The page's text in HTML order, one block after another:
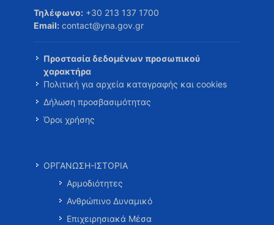
Τηλέφωνο: +30 213 137 1700
Email: contact@yna.gov.gr
Προστασία δεδομένων προσωπικού
χαρακτήρα
Πολιτική για αρχεία καταγραφής και cookies
Δήλωση προσβασιμότητας
Όροι χρήσης
ΟΡΓΑΝΩΣΗ-ΙΣΤΟΡΙΑ
Αρμοδιότητες
Ανθρώπινο Δυναμικό
Επιχειρησιακά Μέσα